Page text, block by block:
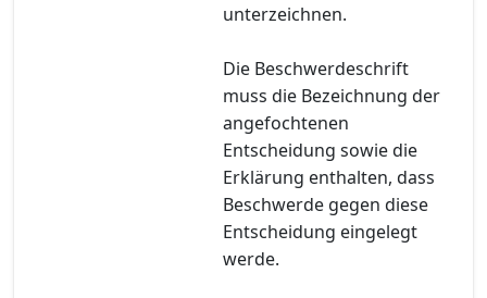
unterzeichnen.
Die Beschwerdeschrift
muss die Bezeichnung der
angefochtenen
Entscheidung sowie die
Erklärung enthalten, dass
Beschwerde gegen diese
Entscheidung eingelegt
werde.